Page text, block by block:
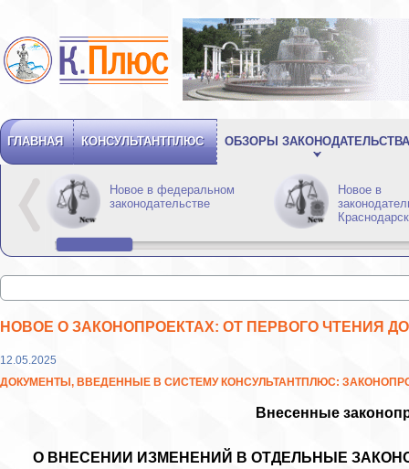
ГЛАВНАЯ КОНСУЛЬТАНТПЛЮС ОБЗОРЫ ЗАКОНОДАТЕЛЬСТВА
Новое в федеральном
законодательстве
Новое в
НОВОЕ О ЗАКОНОПРОЕКТАХ: ОТ ПЕРВОГО ЧТЕНИЯ
12.05.2025
ДОКУМЕНТЫ, ВВЕДЕННЫЕ В СИСТЕМУ КОНСУЛЬТАНТПЛЮС:
Внесенные
О ВНЕСЕНИИ ИЗМЕНЕНИЙ В ОТДЕЛЬНЫЕ